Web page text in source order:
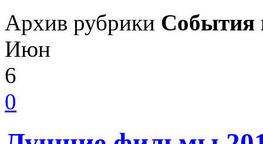
Архив рубрики События
Июн
6
0